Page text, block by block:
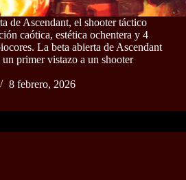
de Ascendant, el shooter táctico
caótica, estética ochentera y 4
La beta abierta de Ascendant
primer vistazo a un shooter
8 febrero, 2026